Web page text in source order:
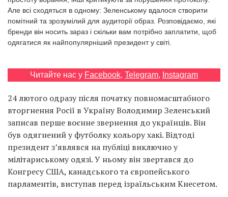
EN
RU
Але всі сходяться в одному: Зеленському вдалося створити
помітний та зрозумілий для аудиторії образ. Розповідаємо, які
бренди він носить зараз і скільки вам потрібно заплатити, щоб
одягатися як найпопулярніший президент у світі.
Читайте нас у Facebook, Telegram, Instagram
24 лютого одразу після початку повномасштабного
вторгнення Росії в Україну Володимир Зеленський
записав перше воєнне звернення до українців. Він
був одягнений у футболку кольору хакі. Відтоді
президент з’являвся на публіці виключно у
мілітариському одязі. У ньому він звертався до
Конгресу США, канадського та європейського
парламентів, виступав перед ізраїльським Кнесетом.